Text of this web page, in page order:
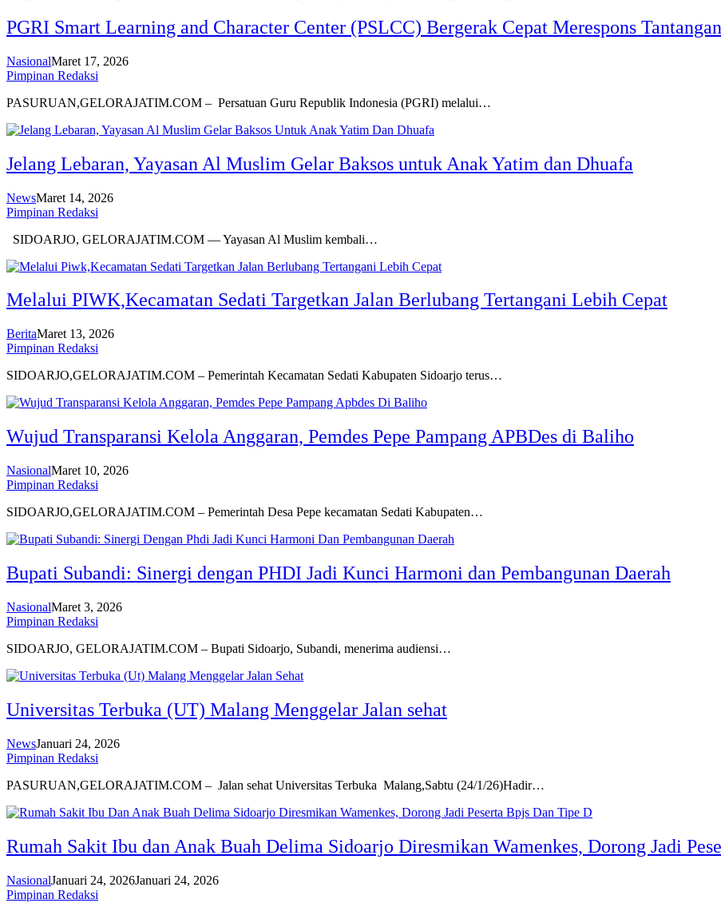
PGRI Smart Learning and Character Center (PSLCC) Bergerak Cepat Merespons
NasionalMaret 17, 2026
Pimpinan Redaksi
PASURUAN,GELORAJATIM.COM – Persatuan Guru Republik Indonesia (PGRI) melalui…
Jelang Lebaran, Yayasan Al Muslim Gelar Baksos untuk Anak Yatim dan Dhuafa
NewsMaret 14, 2026
Pimpinan Redaksi
SIDOARJO, GELORAJATIM.COM — Yayasan Al Muslim kembali…
Melalui PIWK,Kecamatan Sedati Targetkan Jalan Berlubang Tertangani Lebih Cepat
BeritaMaret 13, 2026
Pimpinan Redaksi
SIDOARJO,GELORAJATIM.COM – Pemerintah Kecamatan Sedati Kabupaten Sidoarjo terus…
Wujud Transparansi Kelola Anggaran, Pemdes Pepe Pampang APBDes di Baliho
NasionalMaret 10, 2026
Pimpinan Redaksi
SIDOARJO,GELORAJATIM.COM – Pemerintah Desa Pepe kecamatan Sedati Kabupaten…
Bupati Subandi: Sinergi dengan PHDI Jadi Kunci Harmoni dan Pembangunan Daerah
NasionalMaret 3, 2026
Pimpinan Redaksi
SIDOARJO, GELORAJATIM.COM – Bupati Sidoarjo, Subandi, menerima audiensi…
Universitas Terbuka (UT) Malang Menggelar Jalan sehat
NewsJanuari 24, 2026
Pimpinan Redaksi
PASURUAN,GELORAJATIM.COM – Jalan sehat Universitas Terbuka Malang,Sabtu (24/1/26)Hadir…
Rumah Sakit Ibu dan Anak Buah Delima Sidoarjo Diresmikan Wamenkes, Dorong Jadi
NasionalJanuari 24, 2026Januari 24, 2026
Pimpinan Redaksi